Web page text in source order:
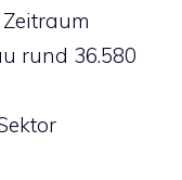
rund 36.580